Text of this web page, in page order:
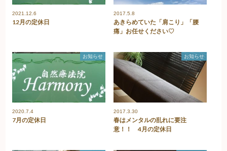
2021.12.6
12月の定休日
2017.5.8
あきらめていた「肩こり」「腰
痛」お任せください♡
お知らせ
2020.7.4
7月の定休日
お知らせ
2017.3.30
春はメンタルの乱れに要注
意！！ 4月の定休日